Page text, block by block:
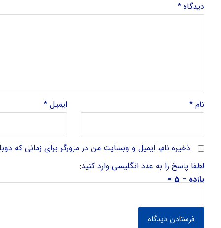
دیدگاه *
نام * ایمیل *
ذخیره نام، ایمیل و وبسایت من در مرورگر برای زمانی که
لطفا پاسخ را به عدد انگلیسی وارد کنید:
یازده − 5 =
فرستادن دیدگاه